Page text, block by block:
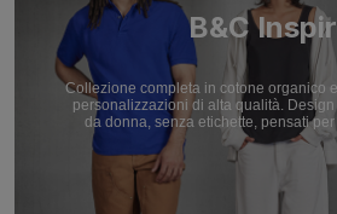
B&C
Collezione completa in cotone organico
personalizzazioni di alta qualità.
da donna, senza etichette, pensati